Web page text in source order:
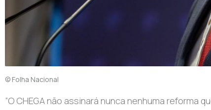
© Folha Nacional
“O CHEGA não assinará nunca nenhuma reforma